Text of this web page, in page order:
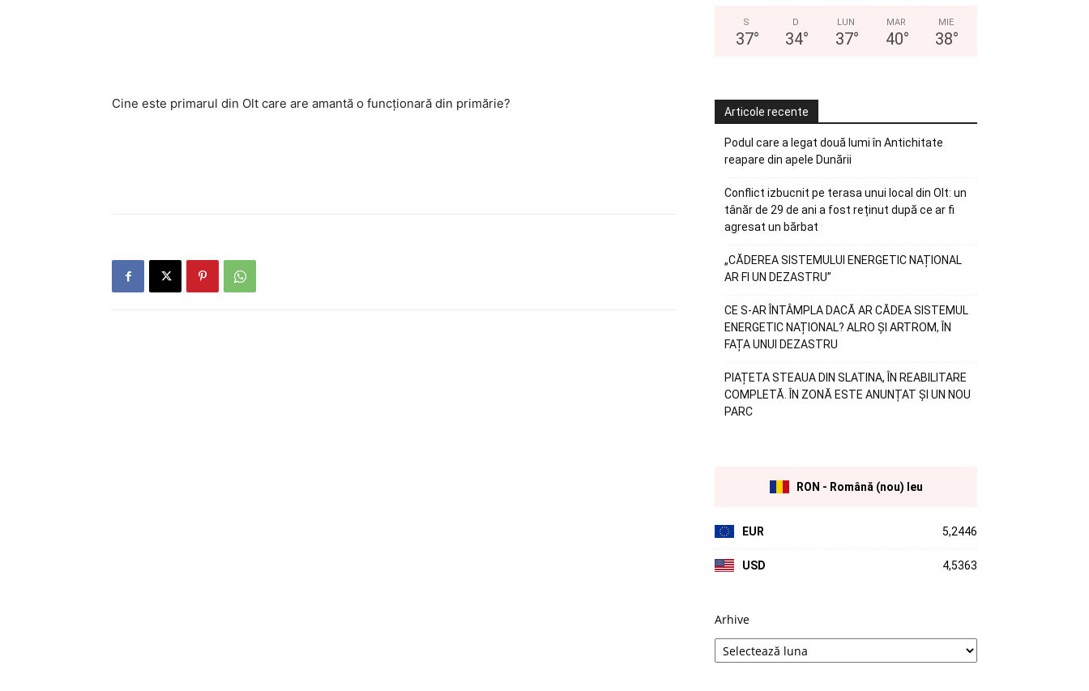
Cine este primarul din Olt care are amantă o funcționară din primărie?
S
37°
D
34°
LUN
37°
MAR
40°
MIE
38°
Articole recente
Podul care a legat două lumi în Antichitate
reapare din apele Dunării
Conflict izbucnit pe terasa unui local din Olt: un
tânăr de 29 de ani a fost reținut după ce ar fi
agresat un bărbat
„CĂDEREA SISTEMULUI ENERGETIC NAȚIONAL
AR FI UN DEZASTRU”
CE S-AR ÎNTÂMPLA DACĂ AR CĂDEA SISTEMUL
ENERGETIC NAȚIONAL? ALRO ȘI ARTROM, ÎN
FAȚA UNUI DEZASTRU
PIAȚETA STEAUA DIN SLATINA, ÎN REABILITARE
COMPLETĂ. ÎN ZONĂ ESTE ANUNȚAT ȘI UN NOU
PARC
RON - Română (nou) leu
EUR 5,2446
USD 4,5363
Arhive